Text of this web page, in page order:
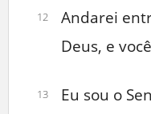
12
Andarei
Deus, e
13
Eu sou o